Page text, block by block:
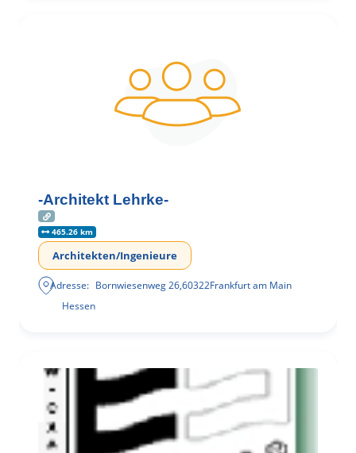
-Architekt Lehrke-
465.26 km
Architekten/Ingenieure
Adresse: Bornwiesenweg 26,60322Frankfurt am Main
Hessen